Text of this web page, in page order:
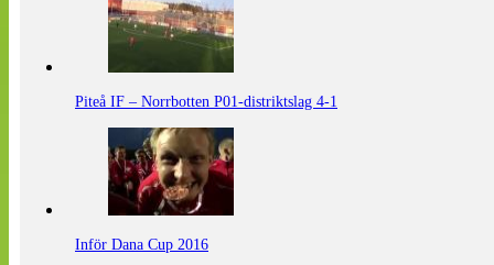
Piteå IF – Norrbotten P01-distriktslag 4-1
Inför Dana Cup 2016